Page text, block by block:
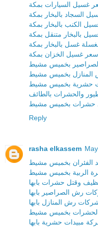
غسيل السيارات بمكة
السجاد بالبخار بمكة
الكنب بالبخار بمكة
بالبخار متنقل بمكة
غسل بالبخار بمكة
سعر غسيل الخزان بمكة
بخميس مشيط
بخميس مشيط
حشرية بخميس مشيط
والحشرات بالطائف
حشرات بخميس مشيط
Reply
rasha elkassem
الفئران بخميس مشيط
الربية بخميس مشيط
وقتل حشرات بابها
رش الصراصير بابها
رش المنازل بابها
بخميس مشيط
مبيدات حشرية بابها